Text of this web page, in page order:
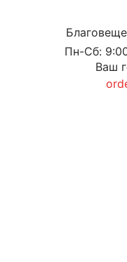
Пн-Сб:
Ваш